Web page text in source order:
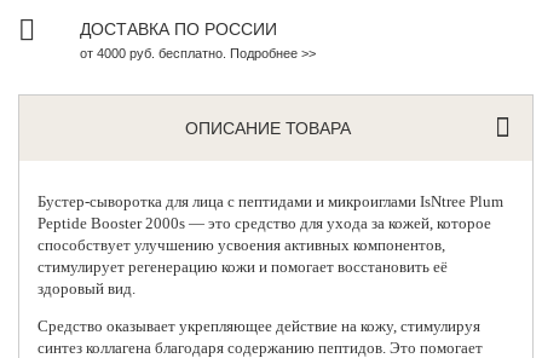
ДОСТАВКА ПО РОССИИ
от 4000 руб. бесплатно. Подробнее >>
ОПИСАНИЕ ТОВАРА
Бустер-сыворотка для лица с пептидами и микроигламиIsNtree Plum
Peptide Booster 2000s — это средство для ухода за кожей, которое
способствует улучшению усвоения активных компонентов,
стимулирует регенерацию кожи и помогает восстановить её
здоровый вид.
Средство оказывает укрепляющее действие на кожу, стимулируя
синтез коллагена благодаря содержанию пептидов. Это помогает